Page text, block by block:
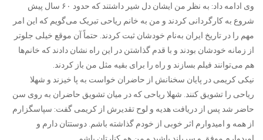
وی ادامه داد: به نظر من ایشان دل شیر داشتند که حدود ۶۰ سال پیش
شروع به کارگردانی کردند و من به خانم ریاحی تبریک می‌گویم که این امر
مهم را در تاریخ ایران به‌نام خودشان ثبت کردند. حتماً آن موقع خیلی جلوتر
از زمانه خودشان بودند و با قدم گذاشتن در این راه نشان دادند که خانم‌ها
هم می‌توانند فیلم بسازند و راه را برای بقیه مثل من باز کردند.
نیکی کریمی در پایان سخنانش از حاضران خواست به پا خیزند و شهلا
ریاحی را تشویق کنند. شهلا ریاحی که در میان تشویق حاضران به روی سن
حاضر شد پس از دریافت هدیه و لوح تقدیرش از کریمی گفت: سپاسگزارم
از همه و امیدوارم اثر خوبی از خودم گذاشته باشم. دوستتان دارم و